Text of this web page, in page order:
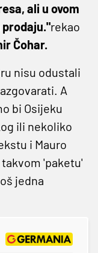
ali u ovom
rekao
Čohar.
nisu odustali
A
bi Osijeku
ili nekoliko
i Mauro
'paketu'
jedna